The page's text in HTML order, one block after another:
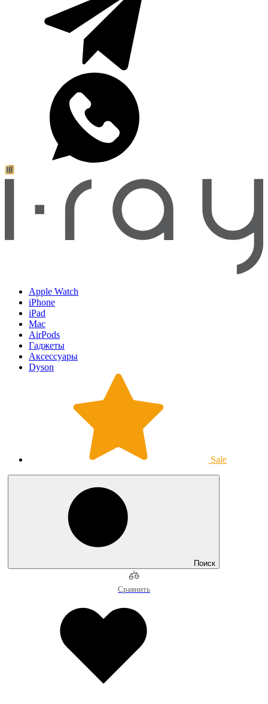
Apple Watch
iPhone
iPad
Mac
AirPods
Гаджеты
Аксессуары
Dyson
Sale
Поиск
Сравнить